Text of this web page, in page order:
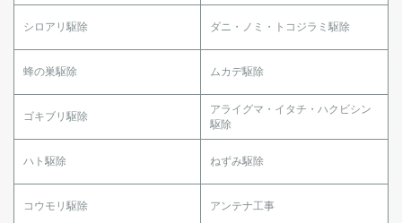
シロアリ駆除 ダニ・ノミ・トコジラミ駆除
蜂の巣駆除 ムカデ駆除
ゴキブリ駆除
アライグマ・イタチ・ハクビシン
駆除
ハト駆除 ねずみ駆除
コウモリ駆除 アンテナ工事